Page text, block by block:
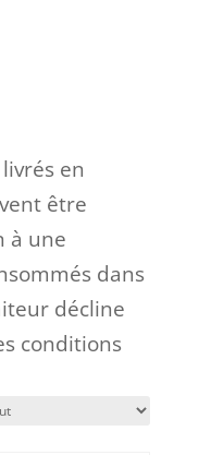
en
être
à une
dans
décline
conditions